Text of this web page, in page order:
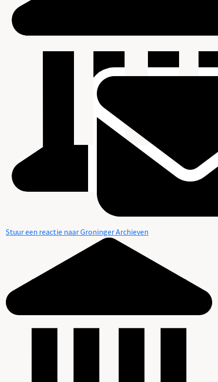
Stuur een reactie naar Groninger Archieven